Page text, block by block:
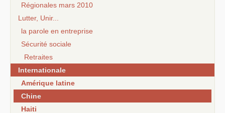
Régionales mars 2010
Lutter, Unir...
la parole en entreprise
Sécurité sociale
Retraites
Internationale
Amérique latine
Chine
Haiti